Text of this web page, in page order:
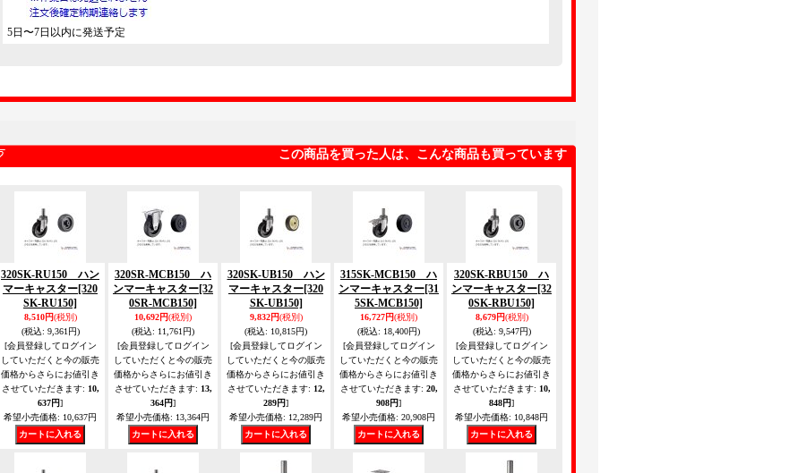
5日〜7日以内に発送予定
この商品を買った人は、こんな商品も買っています
320SK-RU150 ハン
マーキャスター[320
SK-RU150]
8,510円(税別)
(税込: 9,361円)
[会員登録してログイン
していただくと今の販売
価格からさらにお値引き
させていただきます: 10,
637円]
希望小売価格: 10,637円
320SR-MCB150 ハ
ンマーキャスター[32
0SR-MCB150]
10,692円(税別)
(税込: 11,761円)
[会員登録してログイン
していただくと今の販売
価格からさらにお値引き
させていただきます: 13,
364円]
希望小売価格: 13,364円
320SK-UB150 ハン
マーキャスター[320
SK-UB150]
9,832円(税別)
(税込: 10,815円)
[会員登録してログイン
していただくと今の販売
価格からさらにお値引き
させていただきます: 12,
289円]
希望小売価格: 12,289円
315SK-MCB150 ハ
ンマーキャスター[31
5SK-MCB150]
16,727円(税別)
(税込: 18,400円)
[会員登録してログイン
していただくと今の販売
価格からさらにお値引き
させていただきます: 20,
908円]
希望小売価格: 20,908円
320SK-RBU150 ハ
ンマーキャスター[32
0SK-RBU150]
8,679円(税別)
(税込: 9,547円)
[会員登録してログイン
していただくと今の販売
価格からさらにお値引き
させていただきます: 10,
848円]
希望小売価格: 10,848円